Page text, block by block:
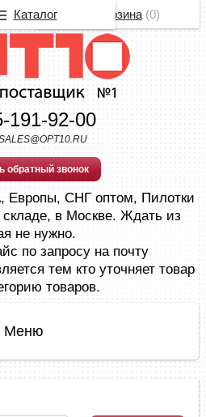
191-92-00
обратный звонок
Европы, СНГ оптом, Пилотки
в Москве. Ждать из
не нужно.
по запросу на почту
тем кто уточняет товар
товаров.
Корзина(0)
Каталог